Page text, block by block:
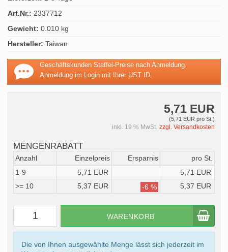
Art.Nr.: 2337712
Gewicht: 0.010 kg
Hersteller: Taiwan
Geschäftskunden Staffel-Preise nach Anmeldung.
Anmeldung im Login mit Ihrer UST ID.
5,71 EUR
(5,71 EUR pro St.)
inkl. 19 % MwSt. zzgl. Versandkosten
MENGENRABATT
Anzahl Einzelpreis Ersparnis
pro St.
1-9
5,71 EUR
5,71 EUR
>= 10
5,37 EUR -6 % 5,37 EUR
WARENKORB
Die von Ihnen ausgewählte Menge lässt sich jederzeit im